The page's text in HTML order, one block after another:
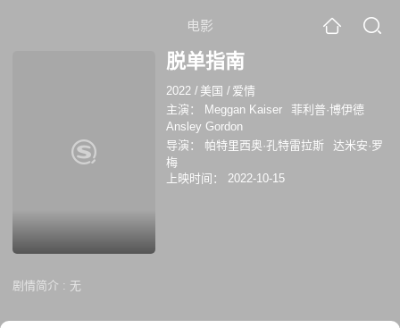
电影
脱单指南
2022 / 美国 / 爱情
主演：
Meggan Kaiser
菲利普·博伊德
Ansley Gordon
导演：
帕特里西奥·孔特雷拉斯
达米安·罗
梅
上映时间：
2022-10-15
剧情简介 : 无